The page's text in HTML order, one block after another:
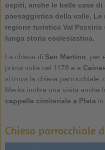
ospiti, anche le belle case
paesaggistica della valle. Le
regione turistica Val Passiria
lunga storia ecclesiastica.
La chiesa di San Martino ,
prima volta nel 1178 e a
si trova la chiesa parrocchiale,
Merita inoltre una visita anche
cappella cimiteriale a Plata in
Chiesa parrocchiale